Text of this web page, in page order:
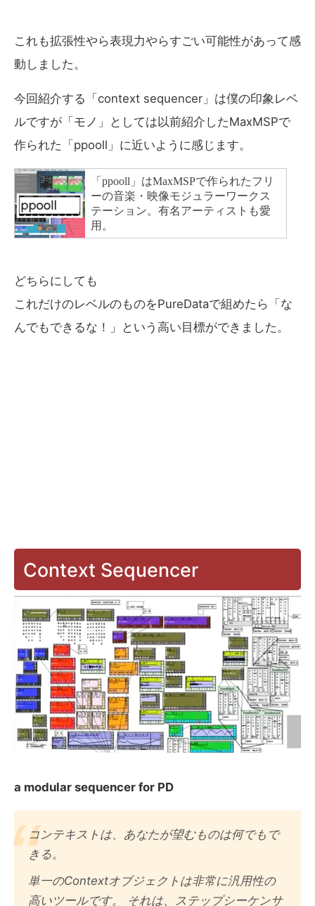
これも拡張性やら表現力やらすごい可能性があって感
動しました。
今回紹介する「context sequencer」は僕の印象レベ
ルですが「モノ」としては以前紹介したMaxMSPで
作られた「ppooll」に近いように感じます。
どちらにしても
これだけのレベルのものをPureDataで組めたら「な
んでもできるな！」という高い目標ができました。
Context Sequencer
a modular sequencer for PD
コンテキストは、あなたが望むものは何でもで
きる。
単一のContextオブジェクトは非常に汎用性の
高いツールです。 それは、ステップシーケンサ